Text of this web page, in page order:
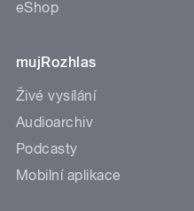
eShop
mujRozhlas
Živé vysílání
Audioarchiv
Podcasty
Mobilní aplikace